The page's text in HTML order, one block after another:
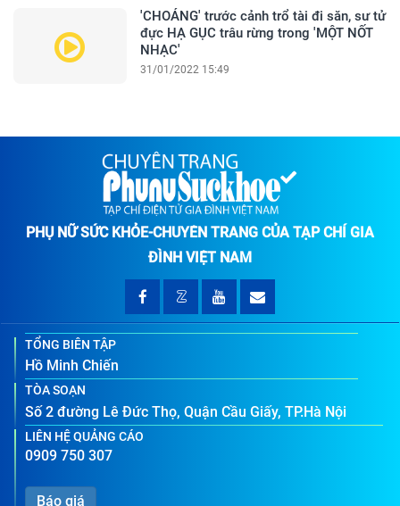
'CHOÁNG' trước cảnh trổ tài đi săn, sư tử
đực HẠ GỤC trâu rừng trong 'MỘT NỐT
NHẠC'
31/01/2022 15:49
PHỤ NỮ SỨC KHỎE-CHUYÊN TRANG CỦA TẠP CHÍ GIA
ĐÌNH VIỆT NAM
TỔNG BIÊN TẬP
Hồ Minh Chiến
TÒA SOẠN
Số 2 đường Lê Đức Thọ, Quận Cầu Giấy, TP.Hà Nội
LIÊN HỆ QUẢNG CÁO
0909 750 307
Báo giá